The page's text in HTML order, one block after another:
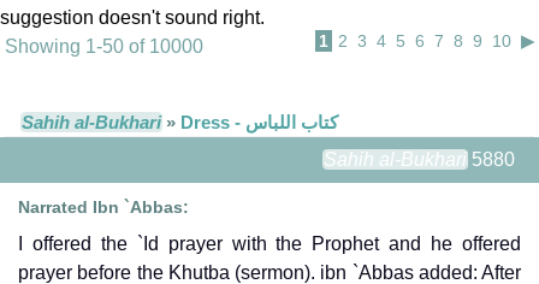
suggestion doesn't sound right.
Showing 1-50 of 10000
1 2 3 4 5 6 7 8 9 10 ▶
Sahih al-Bukhari»
Dress - كتاب اللباس
Sahih al-Bukhari 5880
Narrated Ibn `Abbas:
I offered the `Id prayer with the Prophet and he offered
prayer before the Khutba (sermon). ibn `Abbas added: After